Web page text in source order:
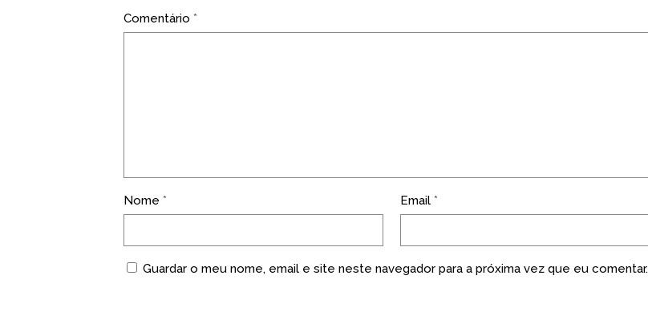
Comentário *
Nome * Email *
Guardar o meu nome, email e site neste navegador para a próxima vez que eu comentar.